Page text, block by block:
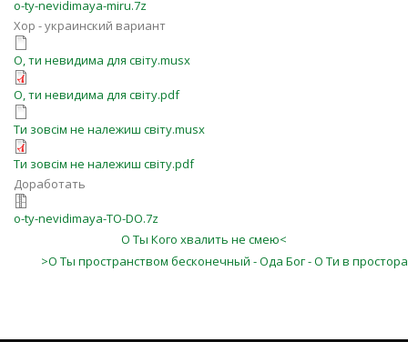
o-ty-nevidimaya-miru.7z
Хор - украинский вариант
О, ти невидима для світу.musx
О, ти невидима для світу.pdf
Ти зовсім не належиш світу.musx
Ти зовсім не належиш світу.pdf
Доработать
o-ty-nevidimaya-TO-DO.7z
О Ты Кого хвалить не смею<
>О Ты пространством бесконечный - Ода Бог - О Ти в